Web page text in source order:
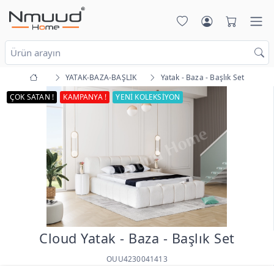
YATAK-BAZA-BAŞLIK
Yatak - Baza - Başlık Set
ÇOK SATAN !
KAMPANYA ! YENİ KOLEKSİYON
Cloud Yatak - Baza - Başlık Set
OUU4230041413